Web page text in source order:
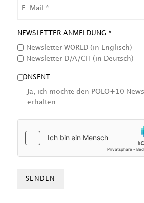
NEWSLETTER ANMELDUNG *
Newsletter WORLD (in Englisch)
Newsletter D/A/CH (in Deutsch)
CONSENT
Ja, ich möchte den POLO+10
erhalten.